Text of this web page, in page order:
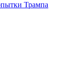
Трампа